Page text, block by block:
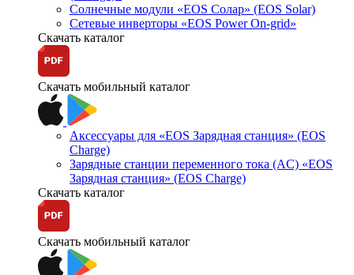
Солнечные модули «EOS Солар» (EOS Solar)
Сетевые инверторы «EOS Power On-grid»
Скачать каталог
Скачать мобильный каталог
Аксессуары для «EOS Зарядная станция» (EOS
Charge)
Зарядные станции переменного тока (AC) «EOS
Зарядная станция» (EOS Charge)
Скачать каталог
Скачать мобильный каталог